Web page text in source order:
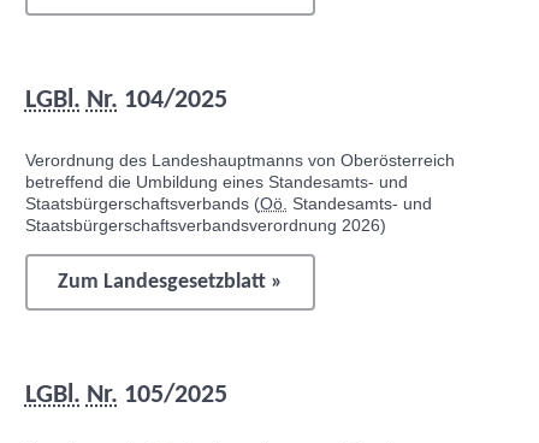
LGBl. Nr. 104/2025
Verordnung des Landeshauptmanns von Oberösterreich
betreffend die Umbildung eines Standesamts- und
Staatsbürgerschaftsverbands (Oö. Standesamts- und
Staatsbürgerschaftsverbandsverordnung 2026)
Zum Landesgesetzblatt »
LGBl. Nr. 105/2025